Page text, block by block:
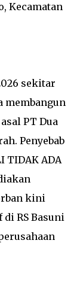
Kecamatan
sekitar
membangun
PT Dua
Penyebab
TIDAK ADA
kini
RS Basuni